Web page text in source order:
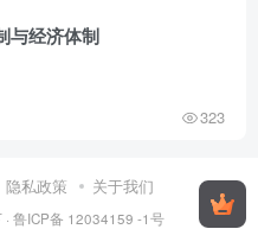
与经济体制
323
隐私政策 关于我们
· 鲁ICP备 12034159 -1号